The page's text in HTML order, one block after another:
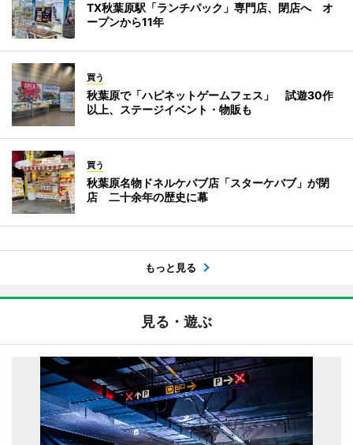
TX秋葉原駅「ランチパック」専門店、閉店へ オ
ープンから11年
買う
秋葉原で「ハピネットゲームフェス」 試遊30作
以上、ステージイベント・物販も
買う
秋葉原名物ドネルケバブ店「スターケバブ」が閉
店 二十余年の歴史に幕
もっと見る
見る・遊ぶ